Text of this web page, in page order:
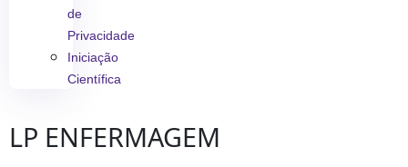
de
Privacidade
Iniciação
Científica
LP ENFERMAGEM